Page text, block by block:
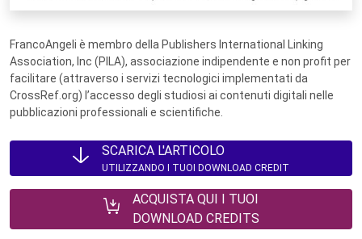
FrancoAngeli è membro della Publishers International Linking
Association, Inc (PILA), associazione indipendente e non profit per
facilitare (attraverso i servizi tecnologici implementati da
CrossRef.org) l’accesso degli studiosi ai contenuti digitali nelle
pubblicazioni professionali e scientifiche.
SCARICA L'ARTICOLO
UTILIZZANDO I TUOI DOWNLOAD CREDIT
ACQUISTA QUI I TUOI
DOWNLOAD CREDITS